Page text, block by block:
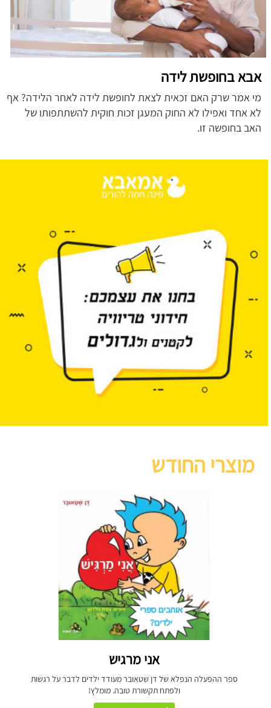
אבא בחופשת לידה
מי אמר שרק האם זכאית לצאת לחופשת לידה לאחר הלידה? אף
לא אחד ואפילו לא החוק המעגן זכות חוקית להשתתפותו של
האב בחופשה זו.
מוצרי החודש
אני מרגיש
ספר ההפעלה הנפלא של דן שטאובר מעודד ילדים לדבר על רגשות
ולפתח תקשורת טובה. מומלץ!